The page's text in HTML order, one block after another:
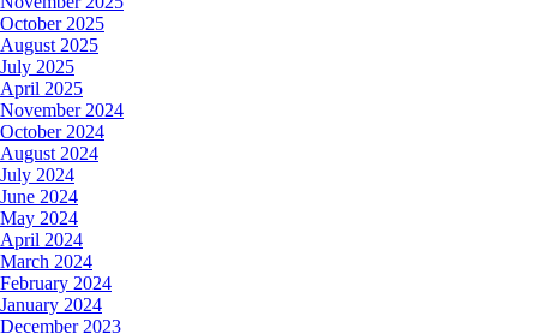
October 2025
August 2025
July 2025
April 2025
November 2024
October 2024
August 2024
July 2024
June 2024
May 2024
April 2024
March 2024
February 2024
January 2024
December 2023